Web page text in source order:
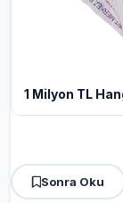
1 Milyon TL
Sonra Oku